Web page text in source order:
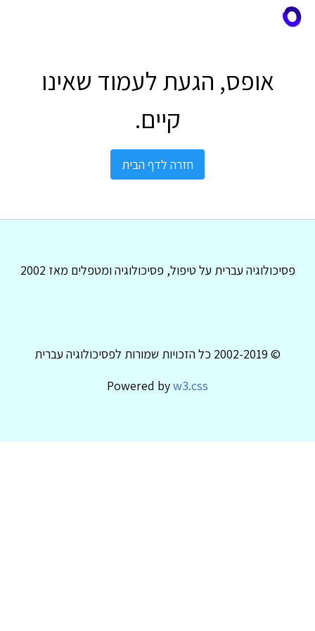
אופס, הגעת לעמוד שאינו
קיים.
חזרה לדף הבית
פסיכולוגיה עברית על טיפול, פסיכולוגיה ומטפלים מאז 2002
© 2002-2019 כל הזכויות שמורות לפסיכולוגיה עברית
Powered byw3.css